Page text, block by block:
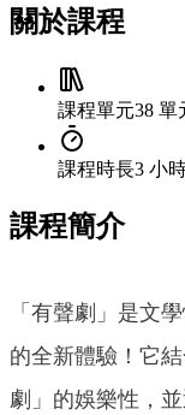
關於課程
課程單元38 單
課程時長3 小
課程簡介
「有聲劇」是文
的全新體驗！它
劇」的娛樂性，